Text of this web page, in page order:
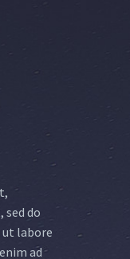
do
labore
ad